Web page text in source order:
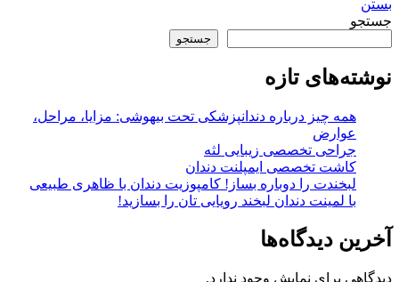
بستن
جستجو
جستجو
نوشته‌های تازه
همه چیز درباره دندانپزشکی تحت بیهوشی: مزایا، مراحل،
عوارض
جراحی تخصصی زیبایی لثه
کاشت تخصصی ایمپلنت دندان
لبخندت را دوباره بساز! کامپوزیت دندان با ظاهری طبیعی
با لمینت دندان لبخند رویایی‌ تان را بسازید!
آخرین دیدگاه‌ها
دیدگاهی برای نمایش وجود ندارد.